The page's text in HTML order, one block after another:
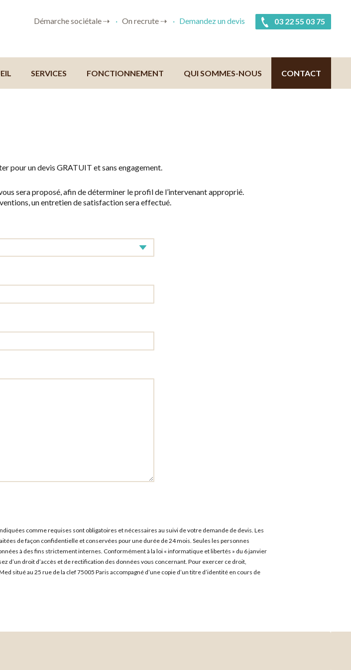
03 22 55 03 75
Démarche sociétale ⇢ On recrute ⇢ Demandez un devis
SERVICES FONCTIONNEMENT QUI SOMMES-NOUS CONTACT
pour un devis GRATUIT et sans engagement.
sera proposé, afin de déterminer le profil de l’intervenant approprié.
un entretien de satisfaction sera effectué.
comme requises sont obligatoires et nécessaires au suivi de votre demande de devis. Les
de façon confidentielle et conservées pour une durée de 24 mois. Seules les personnes
à des fins strictement internes. Conformément à la loi « informatique et libertés » du 6 janvier
d’un droit d’accès et de rectification des données vous concernant. Pour exercer ce droit,
situé au 25 rue de la clef 75005 Paris accompagné d’une copie d’un titre d’identité en cours de